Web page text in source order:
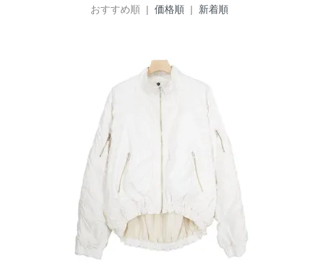
おすすめ順 | 価格順 | 新着順